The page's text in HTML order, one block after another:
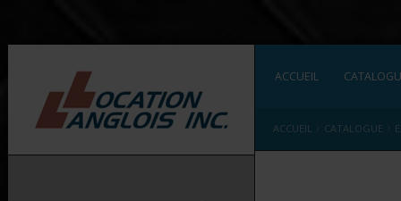
ACCUEIL
ACCUEIL CATALOGUE